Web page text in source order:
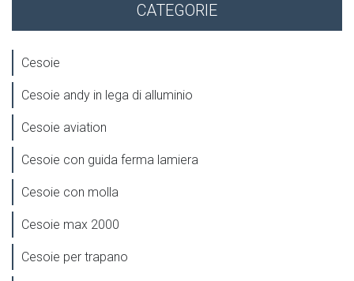
CATEGORIE
Cesoie
Cesoie andy in lega di alluminio
Cesoie aviation
Cesoie con guida ferma lamiera
Cesoie con molla
Cesoie max 2000
Cesoie per trapano